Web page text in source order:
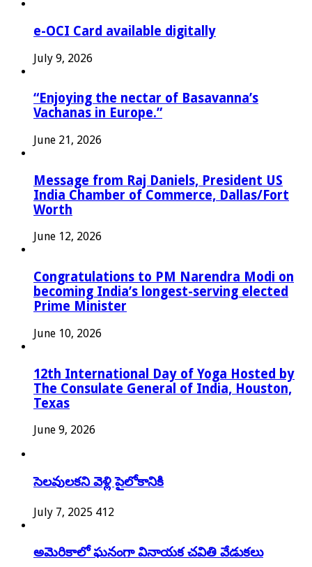
e-OCI Card available digitally
July 9, 2026
“Enjoying the nectar of Basavanna’s
Vachanas in Europe.”
June 21, 2026
Message from Raj Daniels, President US
India Chamber of Commerce, Dallas/Fort
Worth
June 12, 2026
Congratulations to PM Narendra Modi on
becoming India’s longest-serving elected
Prime Minister
June 10, 2026
12th International Day of Yoga Hosted by
The Consulate General of India, Houston,
Texas
June 9, 2026
సెలవులకని వెళ్లి పైలోకానికి
July 7, 2025 412
అమెరికాలో ఘనంగా వినాయక చవితి వేడుకలు